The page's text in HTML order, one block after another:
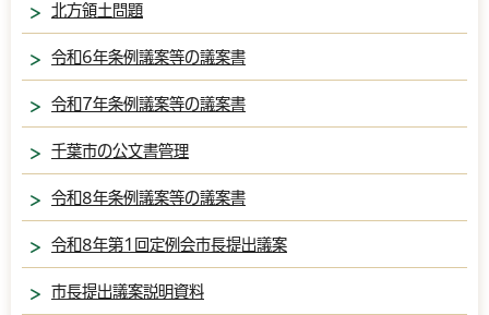
北方領土問題
令和6年条例議案等の議案書
令和7年条例議案等の議案書
千葉市の公文書管理
令和8年条例議案等の議案書
令和8年第1回定例会市長提出議案
市長提出議案説明資料